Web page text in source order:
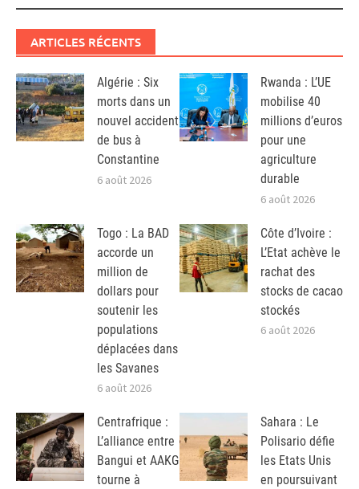
ARTICLES RÉCENTS
Algérie : Six
morts dans un
nouvel accident
de bus à
Constantine
6 août 2026
Rwanda : L’UE
mobilise 40
millions d’euros
pour une
agriculture
durable
6 août 2026
Togo : La BAD
accorde un
million de
dollars pour
soutenir les
populations
déplacées dans
les Savanes
6 août 2026
Côte d’Ivoire :
L’Etat achève le
rachat des
stocks de cacao
stockés
6 août 2026
Centrafrique :
L’alliance entre
Bangui et AAKG
tourne à
Sahara : Le
Polisario défie
les Etats Unis
en poursuivant